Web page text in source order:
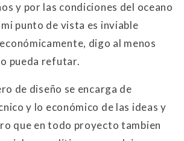
y por las condiciones del oceano
punto de vista es inviable
digo al menos
pueda refutar.
de diseño se encarga de
y lo económico de las ideas y
que en todo proyecto tambien